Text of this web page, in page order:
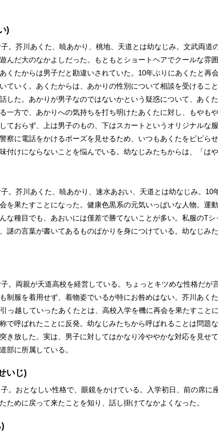
)
。芥川あくた、暁あかり、桃地、天道とは幼なじみ。文武両道
んだ大のなかよしだった。もともとショートヘアでクールな雰
くたからは男子だと勘違いされていた。10年ぶりにあくたと再
ていく。あくたからは、あかりの性別について相談を受けるこ
した。あかりが男子なのではないかという疑惑について、あく
一方で、あかりへの気持ちを打ち明けたあくたに対し、もやも
ておらず、上は男子のもの、下はスカートというオリジナルな
察に電話をかけるポーズを見せるため、いつもあくたをビビら
付けにならないことを悩んでいる。幼なじみたちからは、「は
。芥川あくた、暁あかり、速水あおい、天道とは幼なじみ。10
を果たすことになった。健康色黒系の元気いっぱいな人物。運
な種目でも、あおいには僅差で勝てないことが多い。私服のT
謎の言葉が書いてあるものばかりを身につけている。幼なじみ
。両親が天道高校を経営している。ちょっとキツめな性格だが
制服を着用せず、着物姿でいるが特にお咎めはない。芥川あく
っ越していったあくたとは、高校入学を機に再会を果たすこと
で呼ばれたことに反発。幼なじみたちから呼ばれることは問題
き放した。実は、男子に対してはかなり冷ややかな対応を見せ
部に所属している。
いじ)
。おとなしい性格で、眼鏡をかけている。入学初日、前の席に
ために戻って来たことを知り、話し掛けてなかよくなった。